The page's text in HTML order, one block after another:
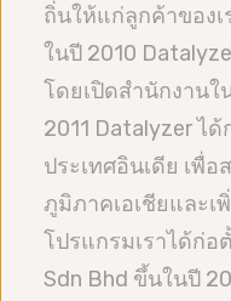
ถิ่นให้แก่ลูกค้าของเ
ในปี 2010
โดยเปิดสำนักงาน
2011 Datalyzer ไ
ประเทศอินเดีย เพื่
ภูมิภาคเอเชียและ
โปรแกรมเราได้ก่อ
Sdn Bhd ขึ้นในปี